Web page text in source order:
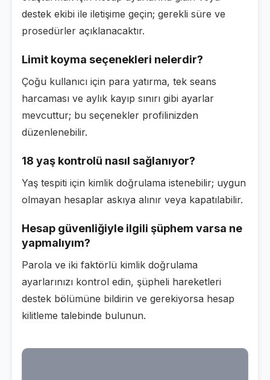
destek ekibi ile iletişime geçin; gerekli süre ve
prosedürler açıklanacaktır.
Limit koyma seçenekleri nelerdir?
Çoğu kullanıcı için para yatırma, tek seans
harcaması ve aylık kayıp sınırı gibi ayarlar
mevcuttur; bu seçenekler profilinizden
düzenlenebilir.
18 yaş kontrolü nasıl sağlanıyor?
Yaş tespiti için kimlik doğrulama istenebilir; uygun
olmayan hesaplar askıya alınır veya kapatılabilir.
Hesap güvenliğiyle ilgili şüphem varsa ne
yapmalıyım?
Parola ve iki faktörlü kimlik doğrulama
ayarlarınızı kontrol edin, şüpheli hareketleri
destek bölümüne bildirin ve gerekiyorsa hesap
kilitleme talebinde bulunun.